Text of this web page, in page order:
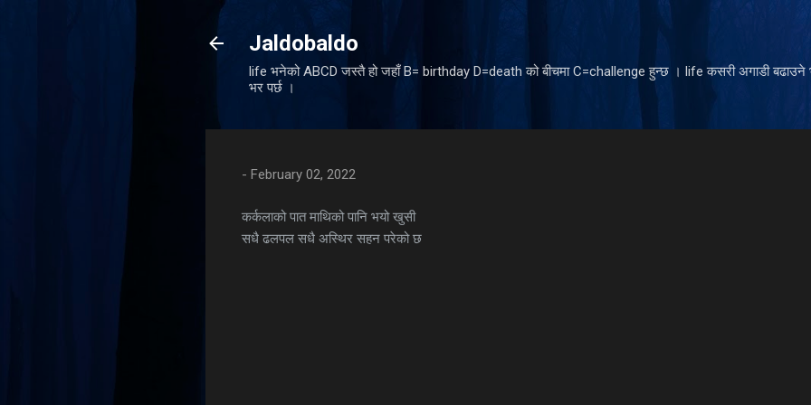
Jaldobaldo
life भनेको ABCD जस्तै हो जहाँ B= birthday D=death को बीचमा C=challenge हुन्छ । life कसरी अगाडी
भर पर्छ ।
- February 02, 2022
कर्कलाको पात माथिको पानि भयो खुसी
सधै ढलपल सधै अस्थिर सहन परेको छ